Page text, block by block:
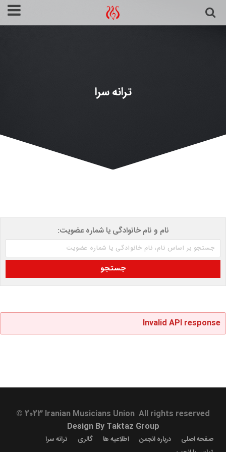
ترانه سرا
نام و نام خانوادگی یا شماره عضویت:
Invalid API response
© 2023 Iranian Musicians Union All rights reserved
Design By Taktaz Group
صفحه اصلی درباره انجمن اطلاعیه ها گالری
ترانه سرا